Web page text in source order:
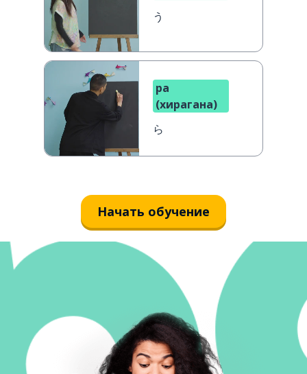
う
ра
(хирагана)
ら
Начать обучение